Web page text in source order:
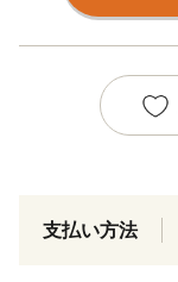
支払い方法